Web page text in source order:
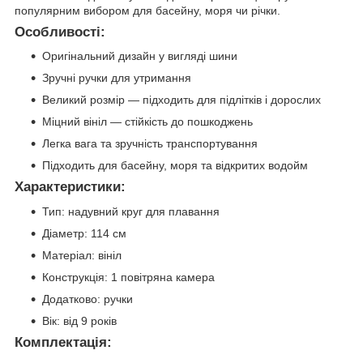
популярним вибором для басейну, моря чи річки.
Особливості:
Оригінальний дизайн у вигляді шини
Зручні ручки для утримання
Великий розмір — підходить для підлітків і дорослих
Міцний вініл — стійкість до пошкоджень
Легка вага та зручність транспортування
Підходить для басейну, моря та відкритих водойм
Характеристики:
Тип: надувний круг для плавання
Діаметр: 114 см
Матеріал: вініл
Конструкція: 1 повітряна камера
Додатково: ручки
Вік: від 9 років
Комплектація: